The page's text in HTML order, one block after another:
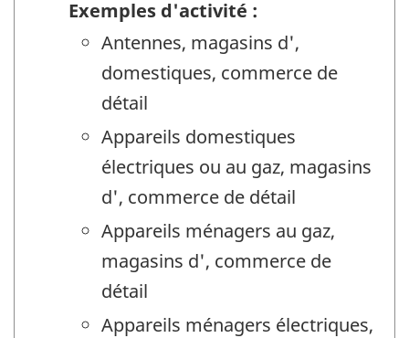
Exemples d'activité :
Antennes, magasins d',
domestiques, commerce de
détail
Appareils domestiques
électriques ou au gaz, magasins
d', commerce de détail
Appareils ménagers au gaz,
magasins d', commerce de
détail
Appareils ménagers électriques,